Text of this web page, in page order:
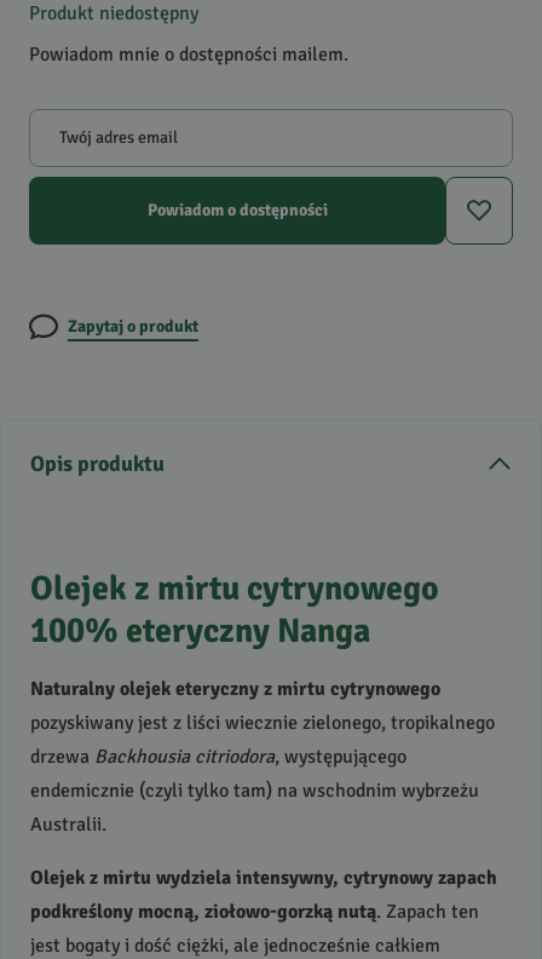
Produkt niedostępny
Powiadom mnie o dostępności mailem.
Twój adres email
Powiadom o dostępności
Zapytaj o produkt
Opis produktu
Olejek z mirtu cytrynowego
100% eteryczny Nanga
Naturalny olejek eteryczny z mirtu cytrynowego
pozyskiwany jest z liści wiecznie zielonego, tropikalnego
drzewa Backhousia citriodora, występującego
endemicznie (czyli tylko tam) na wschodnim wybrzeżu
Australii.
Olejek z mirtu wydziela intensywny, cytrynowy zapach
podkreślony mocną, ziołowo-gorzką nutą. Zapach ten
jest bogaty i dość ciężki, ale jednocześnie całkiem